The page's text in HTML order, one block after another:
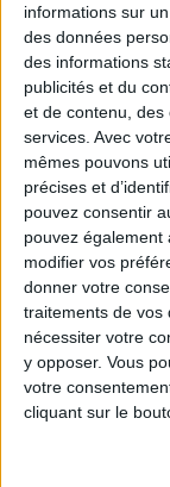
informations sur
des données
des informations
publicités et du
et de contenu,
services. Avec
mêmes pouvons
précises et
pouvez consentir
pouvez également
modifier vos
donner votre
traitements de vos
nécessiter votre
y opposer. Vous
votre
cliquant sur le
15
SPF 50